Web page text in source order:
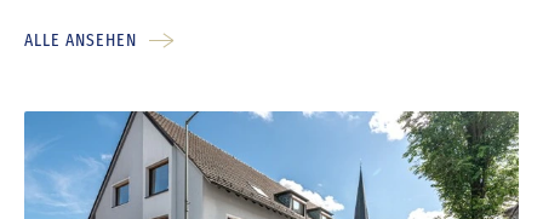
ALLE ANSEHEN